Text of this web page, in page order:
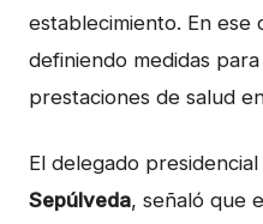
establecimiento. En ese
definiendo medidas
prestaciones de salud
El delegado
Sepúlveda, señaló que